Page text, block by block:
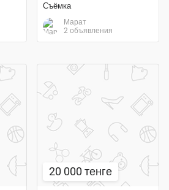
Съёмка
Марат
2 объявления
20 000 тенге